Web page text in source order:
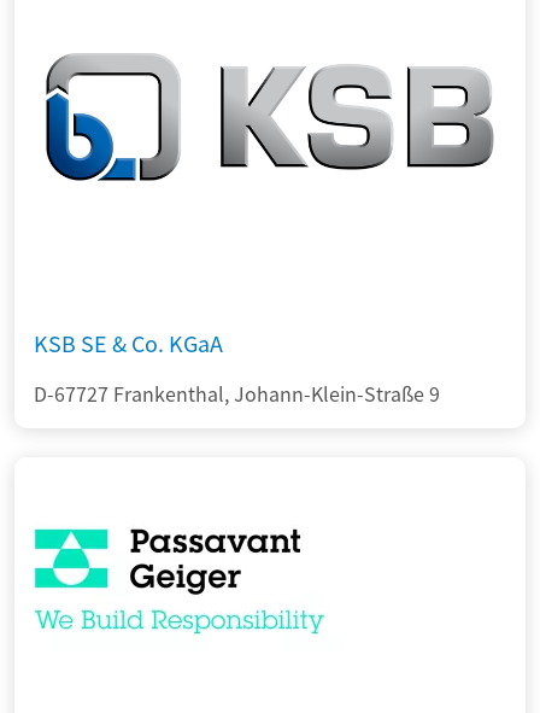
KSB SE & Co. KGaA
D-67727 Frankenthal, Johann-Klein-Straße 9